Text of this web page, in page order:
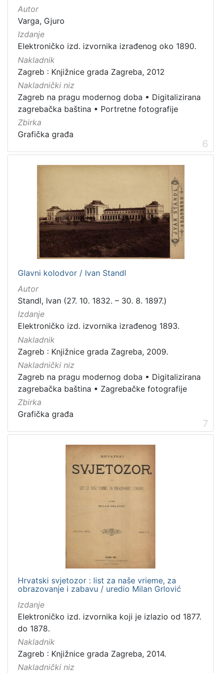
Autor
Varga, Gjuro
Izdanje
Elektroničko izd. izvornika izrađenog oko 1890.
Nakladnik
Zagreb : Knjižnice grada Zagreba, 2012
Nakladnički niz
Zagreb na pragu modernog doba • Digitalizirana
zagrebačka baština • Portretne fotografije
Zbirka
Grafička građa
6
Glavni kolodvor / Ivan Standl
Autor
Standl, Ivan (27. 10. 1832. – 30. 8. 1897.)
Izdanje
Elektroničko izd. izvornika izrađenog 1893.
Nakladnik
Zagreb : Knjižnice grada Zagreba, 2009.
Nakladnički niz
Zagreb na pragu modernog doba • Digitalizirana
zagrebačka baština • Zagrebačke fotografije
Zbirka
Grafička građa
7
Hrvatski svjetozor : list za naše vrieme, za
obrazovanje i zabavu / uredio Milan Grlović
Izdanje
Elektroničko izd. izvornika koji je izlazio od 1877.
do 1878.
Nakladnik
Zagreb : Knjižnice grada Zagreba, 2014.
Nakladnički niz